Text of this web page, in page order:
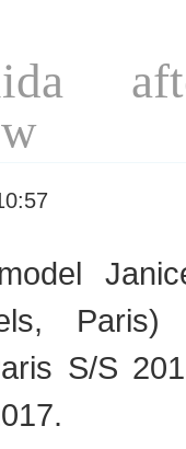
Paris)
S/S